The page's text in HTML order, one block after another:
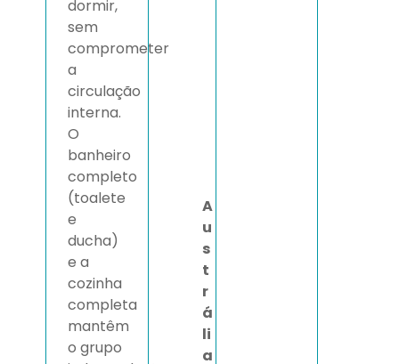
dormir,
sem
comprometer
a
circulação
interna.
O
banheiro
completo
(toalete
e
ducha)
e a
cozinha
completa
mantêm
o grupo
A
u
s
t
r
á
li
a